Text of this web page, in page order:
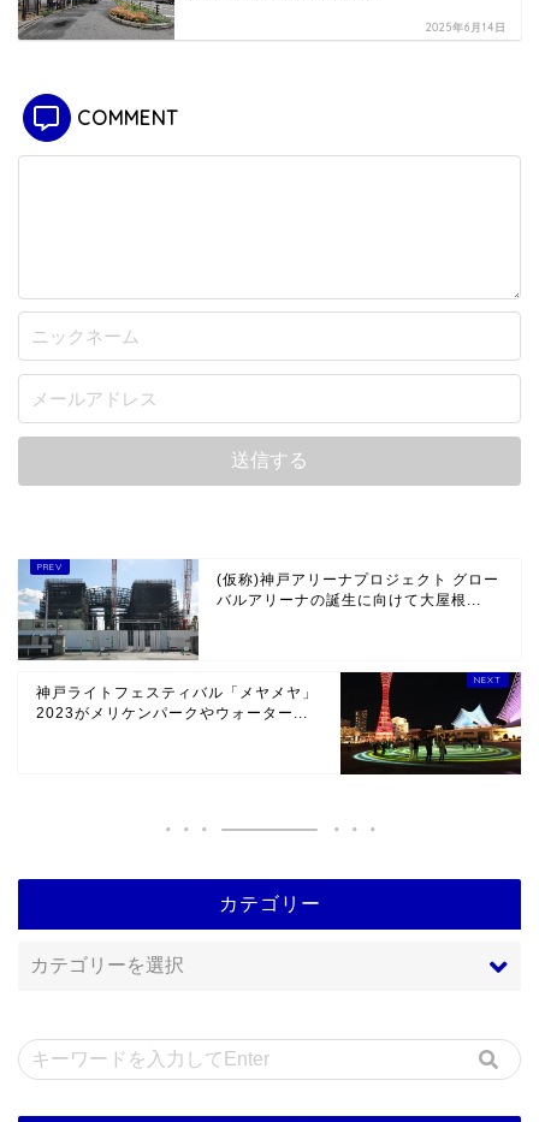
2025年6月14日
COMMENT
(仮称)神戸アリーナプロジェクト グロー
バルアリーナの誕生に向けて大屋根...
神戸ライトフェスティバル「メヤメヤ」
2023がメリケンパークやウォーター...
カテゴリー